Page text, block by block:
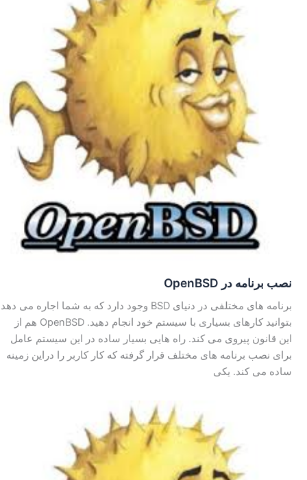
نصب برنامه در OpenBSD
برنامه های مختلفی در دنیای BSD وجود دارد که به شما اجاره می دهد
بتوانید کارهای بسیاری با سیستم خود انجام دهید. OpenBSD هم از
این قانون پیروی می کند. راه هایی بسیار ساده در این سیستم عامل
برای نصب برنامه های مختلف قرار گرفته که کار کاربر را دراین زمینه
ساده می کند. یکی